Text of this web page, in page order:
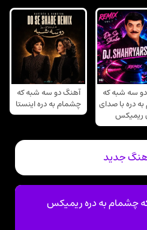
سه شبه که
دره با صدای
ریمیکس
آهنگ دو سه شبه که
چشمام به دره اینستا
جدید
چشمام به دره ریمیکس